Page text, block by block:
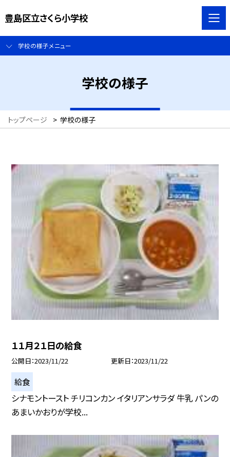
豊島区立さくら小学校
学校の様子メニュー
学校の様子
トップページ > 学校の様子
１１月２１日の給食
公開日 2023/11/22 更新日 2023/11/22
給食
シナモントースト チリコンカン イタリアンサラダ 牛乳 パンの
あまいかおりが学校...